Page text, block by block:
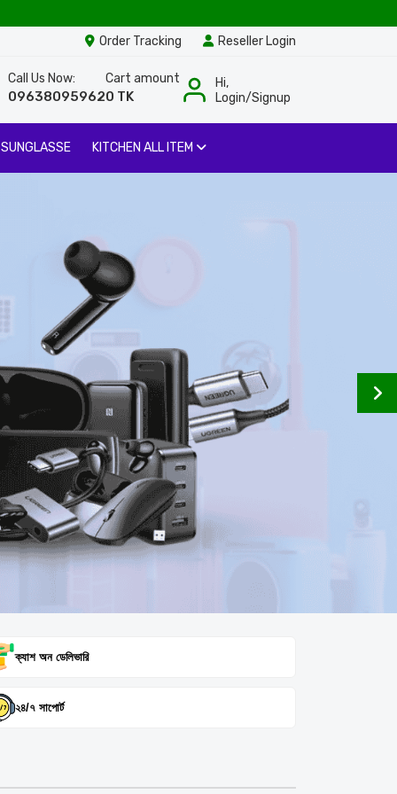
Order Tracking Reseller Login
Call Us Now:
09638095962
Cart amount
0 TK
Hi,
Login/Signup
KITCHEN ALL ITEM
ক্যাশ অন ডেলিভারি
২৪/৭ সাপোর্ট